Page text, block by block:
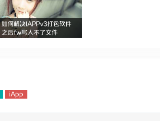
如何解决IAPPv3打包软件
之后fw写入不了文件
iApp